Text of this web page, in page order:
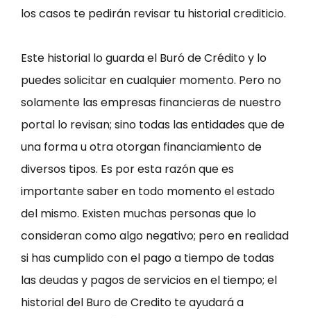
los casos te pedirán revisar tu historial crediticio.
Este historial lo guarda el Buró de Crédito y lo
puedes solicitar en cualquier momento. Pero no
solamente las empresas financieras de nuestro
portal lo revisan; sino todas las entidades que de
una forma u otra otorgan financiamiento de
diversos tipos. Es por esta razón que es
importante saber en todo momento el estado
del mismo. Existen muchas personas que lo
consideran como algo negativo; pero en realidad
si has cumplido con el pago a tiempo de todas
las deudas y pagos de servicios en el tiempo; el
historial del Buro de Credito te ayudará a